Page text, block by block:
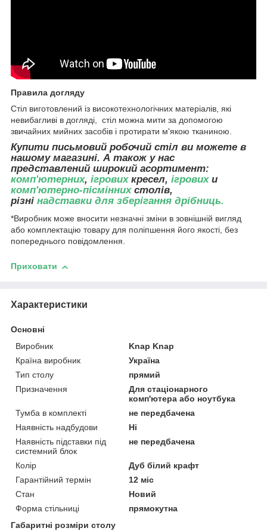
Правила догляду
Стіл виготовлений із високотехнологічних матеріалів, які
невибагливі в догляді, стіл можна мити за допомогою
звичайних мийних засобів і протирати м'якою тканиною.
Купити письмовий робочий стіл ви можете в
нашому магазині. А також у нас
представлений широкий асортимент:
комп'ютерних, ігровихкресел, ігровихи
комп'ютерно-пісміннихстолів,
різні надставки для зберігання дрібниць.
*Виробник може вносити незначні зміни в зовнішній вигляд
або комплектацію товару для поліпшення його якості, без
попереднього повідомлення.
Приховати
Характеристики
Основні
Виробник
Knap Knap
Країна виробник
Україна
Тип столу
прямий
Призначення
Для стаціонарного
комп'ютера або ноутбука
Тумба в комплекті
не передбачена
Наявність надбудови
Ні
Наявність підставки під
системний блок
не передбачена
Колір
Дуб білий крафт
Гарантійний термін
12 міс
Стан
Новий
Форма стільниці
прямокутна
Габаритні розміри столу